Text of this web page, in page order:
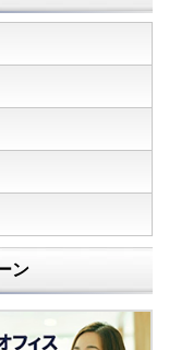
ン